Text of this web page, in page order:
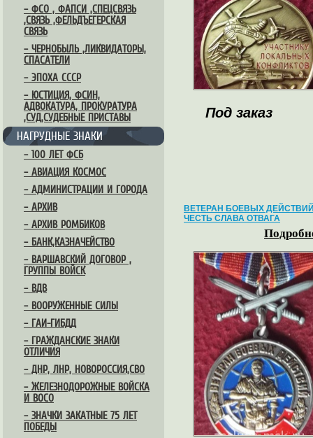
– ФСО , ФАПСИ ,СПЕЦСВЯЗЬ
,СВЯЗЬ ,ФЕЛЬДЪЕГЕРСКАЯ
СВЯЗЬ
– ЧЕРНОБЫЛЬ ,ЛИКВИДАТОРЫ,
СПАСАТЕЛИ
– ЭПОХА СССР
– ЮСТИЦИЯ, ФСИН,
АДВОКАТУРА, ПРОКУРАТУРА
,СУД,СУДЕБНЫЕ ПРИСТАВЫ
НАГРУДНЫЕ ЗНАКИ
– 100 ЛЕТ ФСБ
– АВИАЦИЯ КОСМОС
– АДМИНИСТРАЦИИ И ГОРОДА
– АРХИВ
– АРХИВ РОМБИКОВ
– БАНК,КАЗНАЧЕЙСТВО
– ВАРШАВСКИЙ ДОГОВОР ,
ГРУППЫ ВОЙСК
– ВДВ
– ВООРУЖЕННЫЕ СИЛЫ
– ГАИ-ГИБДД
– ГРАЖДАНСКИЕ ЗНАКИ
ОТЛИЧИЯ
– ДНР, ЛНР, НОВОРОССИЯ,СВО
– ЖЕЛЕЗНОДОРОЖНЫЕ ВОЙСКА
И ВОСО
– ЗНАЧКИ ЗАКАТНЫЕ 75 ЛЕТ
ПОБЕДЫ
Под заказ
ВЕТЕРАН БОЕВЫХ
ЧЕСТЬ СЛАВА ОТВАГА